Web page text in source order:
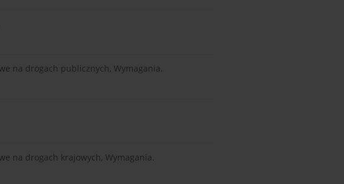
na drogach publicznych, Wymagania.
na drogach krajowych, Wymagania.